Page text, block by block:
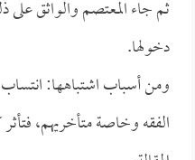
ثم جاء المعتصم والواثق
دخولها.
ومن أسباب اشتباهها: انتساب
الفقه وخاصة متأخريهم،